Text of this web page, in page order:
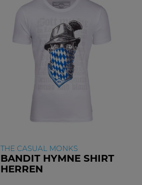
THE CASUAL MONKS
BANDIT HYMNE SHIRT
HERREN